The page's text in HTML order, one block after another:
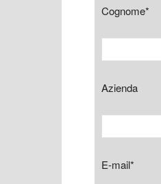
Cognome*
Azienda
E-mail*